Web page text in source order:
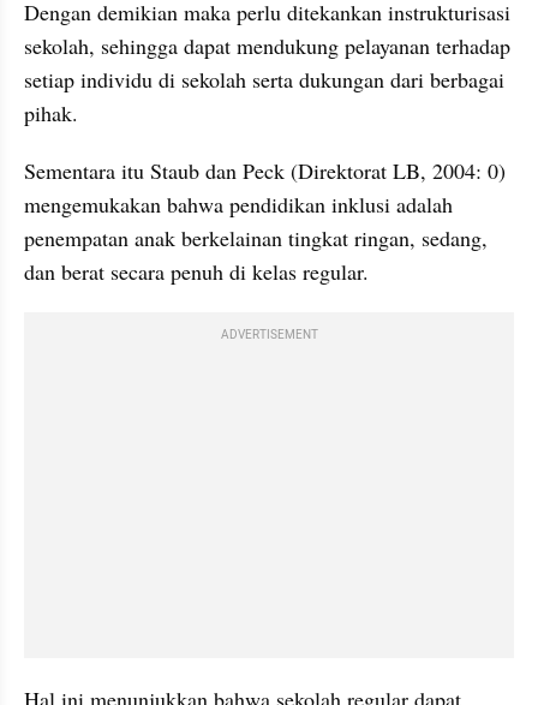
Dengan demikian maka perlu ditekankan instrukturisasi
sekolah, sehingga dapat mendukung pelayanan terhadap
setiap individu di sekolah serta dukungan dari berbagai
pihak.
Sementara itu Staub dan Peck (Direktorat LB, 2004: 0)
mengemukakan bahwa pendidikan inklusi adalah
penempatan anak berkelainan tingkat ringan, sedang,
dan berat secara penuh di kelas regular.
ADVERTISEMENT